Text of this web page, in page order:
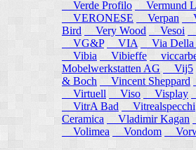
Verde Profilo
Vermund
VERONESE
Verpan
Bird
Very Wood Vesoi
VG&P
VIA Via Della
Vibia
Vibieffe
Mobelwerkstatten AG
Vij5
& Boch
Vincent Sheppard
Virtuell
Viso Visplay
VitrA Bad
Vitrealspecchi
Ceramica
Vladimir Kagan
Volimea
Vondom